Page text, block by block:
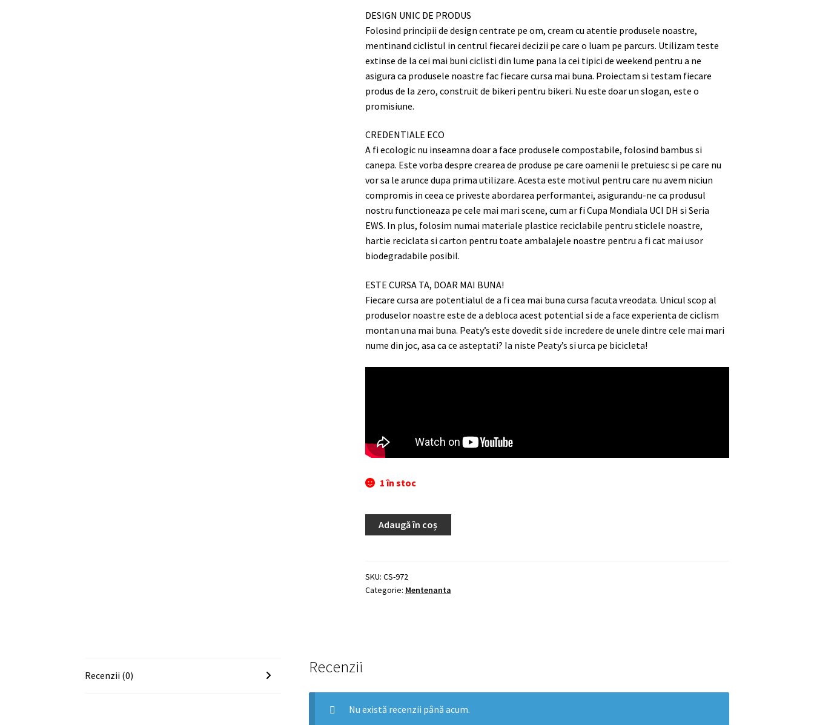
DESIGN UNIC DE PRODUS
Folosind principii de design centrate pe om, cream cu atentie produsele noastre,
mentinand ciclistul in centrul fiecarei decizii pe care o luam pe parcurs. Utilizam teste
extinse de la cei mai buni ciclisti din lume pana la cei tipici de weekend pentru a ne
asigura ca produsele noastre fac fiecare cursa mai buna. Proiectam si testam fiecare
produs de la zero, construit de bikeri pentru bikeri. Nu este doar un slogan, este o
promisiune.
CREDENTIALE ECO
A fi ecologic nu inseamna doar a face produsele compostabile, folosind bambus si
canepa. Este vorba despre crearea de produse pe care oamenii le pretuiesc si pe care nu
vor sa le arunce dupa prima utilizare. Acesta este motivul pentru care nu avem niciun
compromis in ceea ce priveste abordarea performantei, asigurandu-ne ca produsul
nostru functioneaza pe cele mai mari scene, cum ar fi Cupa Mondiala UCI DH si Seria
EWS. In plus, folosim numai materiale plastice reciclabile pentru sticlele noastre,
hartie reciclata si carton pentru toate ambalajele noastre pentru a fi cat mai usor
biodegradabile posibil.
ESTE CURSA TA, DOAR MAI BUNA!
Fiecare cursa are potentialul de a fi cea mai buna cursa facuta vreodata. Unicul scop al
produselor noastre este de a debloca acest potential si de a face experienta de ciclism
montan una mai buna. Peaty’s este dovedit si de incredere de unele dintre cele mai mari
nume din joc, asa ca ce asteptati? Ia niste Peaty’s si urca pe bicicleta!
1 în stoc
Adaugă în coș
SKU: CS-972
Categorie: Mentenanta
Recenzii (0) Recenzii
Nu există recenzii până acum.